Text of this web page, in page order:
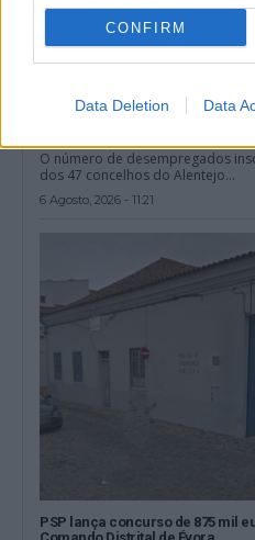
CONFIRM
Data Deletion Data
O número de desempregados
dos 47 concelhos do Alentejo...
6 Agosto, 2026 - 11:21
PSP lança concurso de 875 mil